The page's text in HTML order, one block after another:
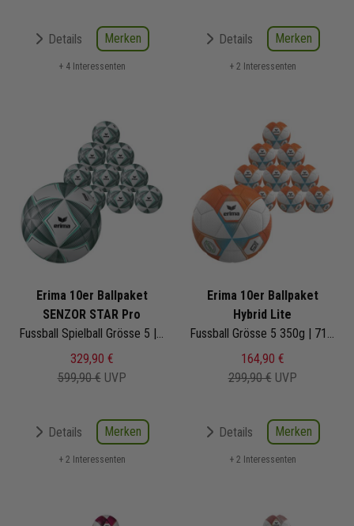
Details Merken
+ 4 Interessenten
Details Merken
+ 2 Interessenten
Erima 10er Ballpaket
SENZOR STAR Pro
Fussball Spielball Grösse 5 | 7192303
329,90 €
599,90 € UVP
Details Merken
+ 2 Interessenten
Erima 10er Ballpaket
Hybrid Lite
Fussball Grösse 5 350g | 7192604
164,90 €
299,90 € UVP
Details Merken
+ 2 Interessenten